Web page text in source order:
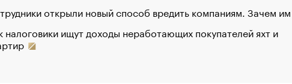
открыли новый способ вредить компаниям. Зачем
налоговики ищут доходы неработающих покупателей яхт и